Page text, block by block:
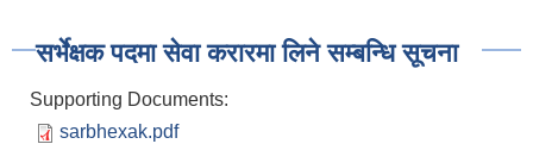
सर्भेक्षक पदमा सेवा करारमा लिने सम्बन्धि सूचना
Supporting Documents:
sarbhexak.pdf